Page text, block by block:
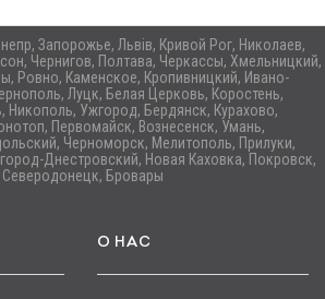
Запорожье, Львів, Кривой Рог, Николаев,
Чернигов, Полтава, Черкассы, Хмельницкий,
Ровно, Каменское, Кропивницкий, Ивано-
Луцк, Белая Церковь, Коростень,
Никополь, Ужгород, Бердянск, Курахово,
Первомайск, Вознесенск, Умань,
Черноморск, Мелитополь, Прилуки,
Днестровский, Новая Каховка, Покровск,
Северодонецк, Бровары
О НАС